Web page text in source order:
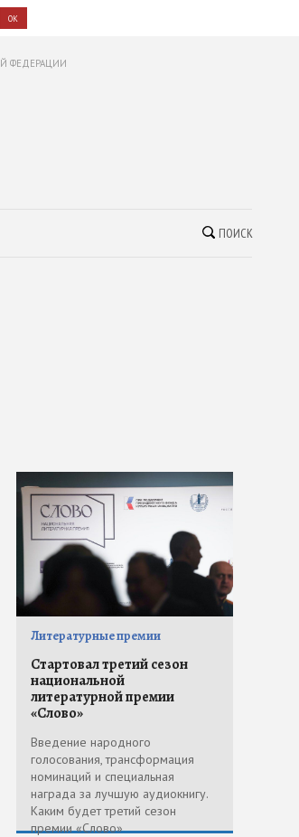
OK
ФЕДЕРАЦИИ
ПОИСК
Литературные премии
Стартовал третий сезон
национальной
литературной премии
«Слово»
Введение народного
голосования, трансформация
номинаций и специальная
награда за лучшую аудиокнигу.
Каким будет третий сезон
премии «Слово»